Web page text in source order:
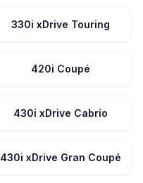
330i xDrive Touring
420i Coupé
430i xDrive Cabrio
430i xDrive Gran Coupé